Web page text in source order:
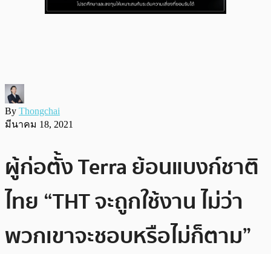
By Thongchai
มีนาคม 18, 2021
ผู้ก่อตั้ง Terra ย้อนแบงก์ชาติ
ไทย “THT จะถูกใช้งาน ไม่ว่า
พวกเขาจะชอบหรือไม่ก็ตาม”